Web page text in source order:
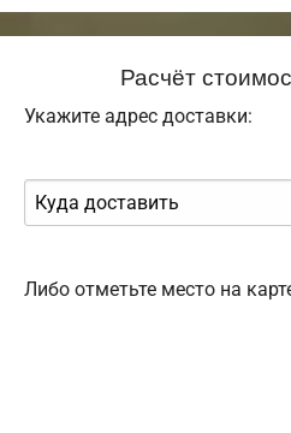
Расчёт
Укажите адрес доставки:
Либо отметьте место на